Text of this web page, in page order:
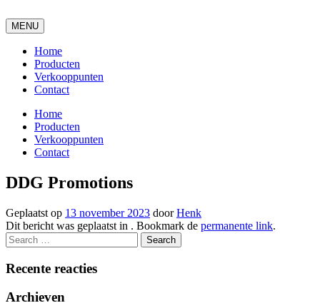
MENU
Home
Producten
Verkooppunten
Contact
Home
Producten
Verkooppunten
Contact
DDG Promotions
Geplaatst op 13 november 2023 doorHenk
Dit bericht was geplaatst in . Bookmark de permanente link.
Recente reacties
Archieven